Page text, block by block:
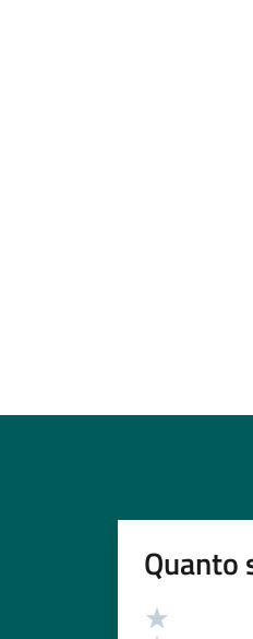
Quanto
Valutazione